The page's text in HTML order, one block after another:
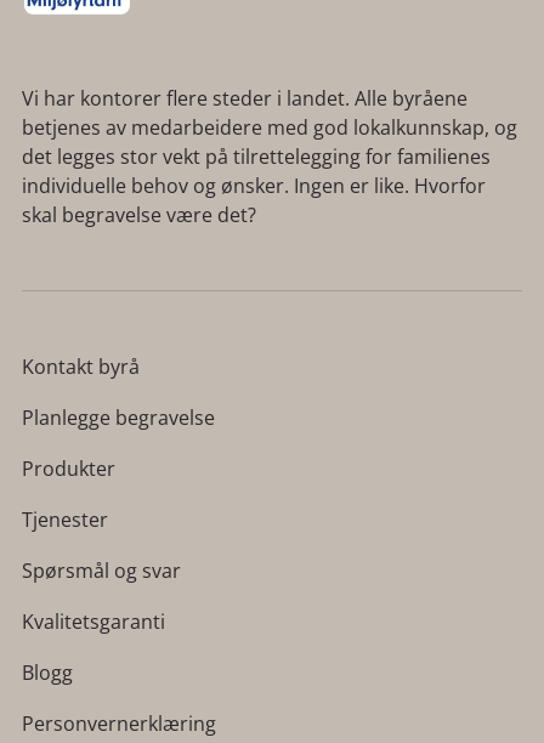
Vi har kontorer flere steder i landet. Alle byråene
betjenes av medarbeidere med god lokalkunnskap, og
det legges stor vekt på tilrettelegging for familienes
individuelle behov og ønsker. Ingen er like. Hvorfor
skal begravelse være det?
Kontakt byrå
Planlegge begravelse
Produkter
Tjenester
Spørsmål og svar
Kvalitetsgaranti
Blogg
Personvernerklæring